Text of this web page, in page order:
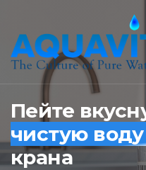
Пейте
чистую воду
крана